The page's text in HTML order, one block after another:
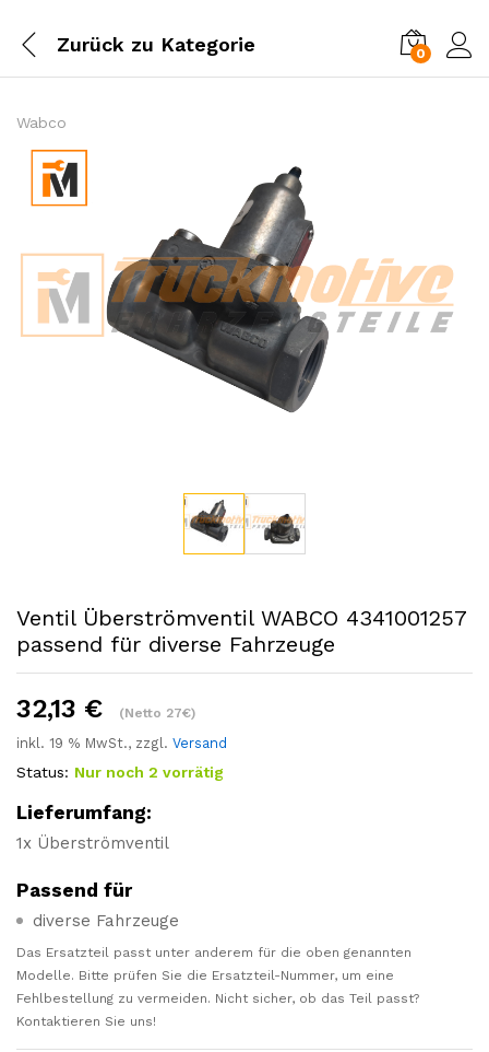
Zurück zu Kategorie 0
Wabco
Ventil Überströmventil WABCO 4341001257
passend für diverse Fahrzeuge
32,13 € (Netto 27€)
inkl. 19 % MwSt., zzgl. Versand
Status: Nur noch 2 vorrätig
Lieferumfang:
1x Überströmventil
Passend für
diverse Fahrzeuge
Das Ersatzteil passt unter anderem für die oben genannten
Modelle. Bitte prüfen Sie die Ersatzteil-Nummer, um eine
Fehlbestellung zu vermeiden. Nicht sicher, ob das Teil passt?
Kontaktieren Sie uns!